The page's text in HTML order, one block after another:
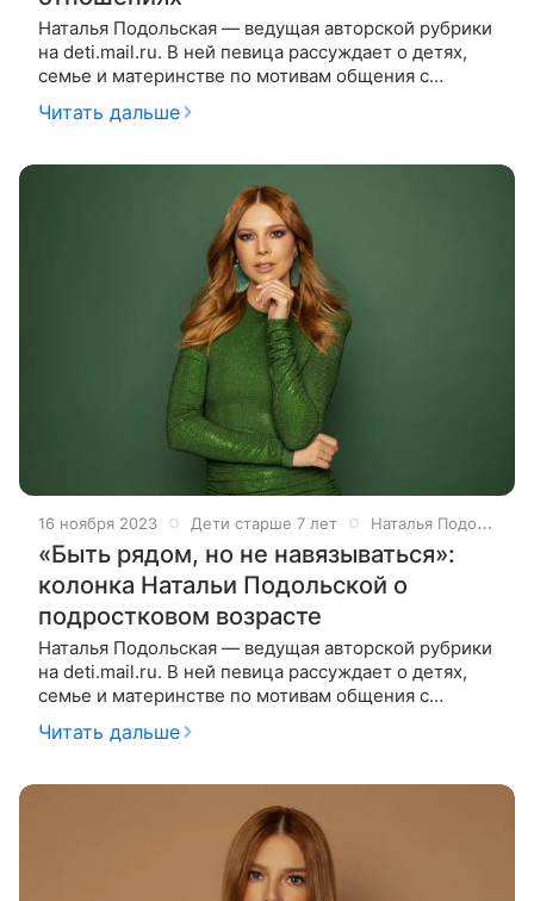
Наталья Подольская — ведущая авторской рубрики
на deti.mail.ru. В ней певица рассуждает о детях,
семье и материнстве по мотивам общения с
гостями своего YouTube-шоу «Ваша Наташа».
Гостьей студии стала эксперт по
Читать дальше
16 ноября 2023 Дети старше 7 лет Наталья Подольская
«Быть рядом, но не навязываться»:
колонка Натальи Подольской о
подростковом возрасте
Наталья Подольская — ведущая авторской рубрики
на deti.mail.ru. В ней певица рассуждает о детях,
семье и материнстве по мотивам общения с
Гостьей студии стала журналист
Читать дальше